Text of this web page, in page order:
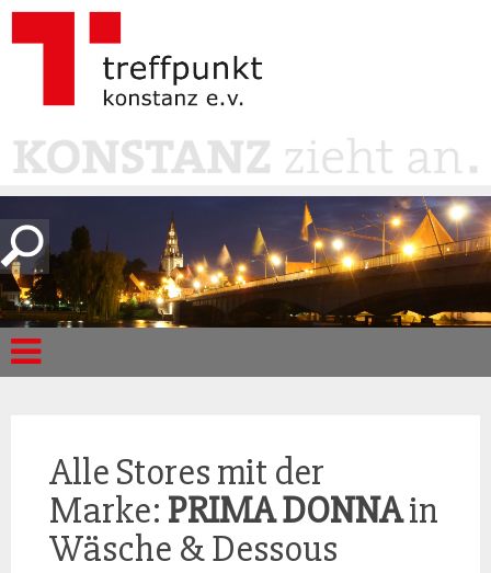
Alle Stores mit der
Marke: PRIMA DONNAin
Wäsche & Dessous